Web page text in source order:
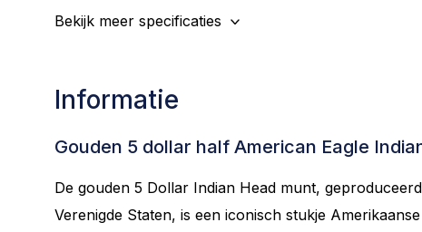
Bekijk meer specificaties
Informatie
Gouden 5 dollar half American Eagle
De gouden 5 Dollar Indian Head munt,
Verenigde Staten, is een iconisch stukje